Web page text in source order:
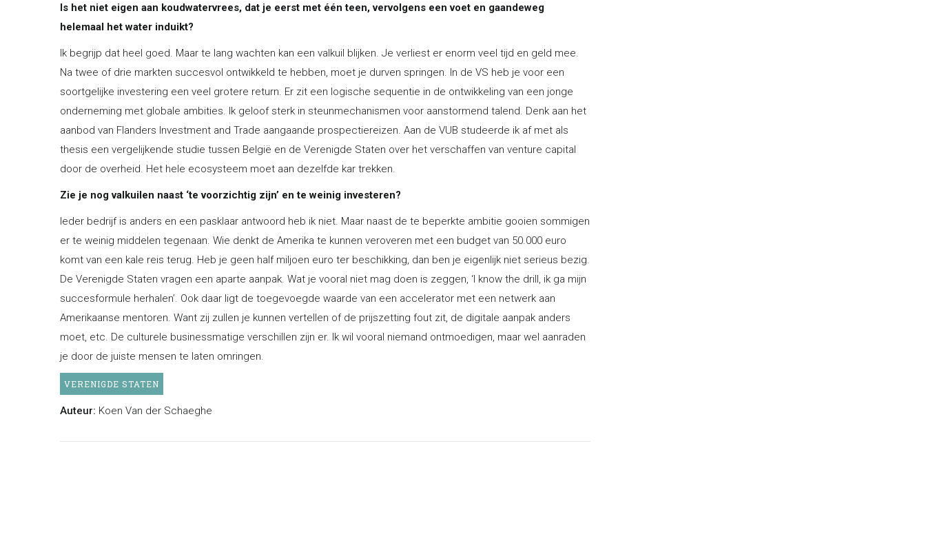
Is het niet eigen aan koudwatervrees, dat je eerst met één teen, vervolgens een voet en gaandeweg
helemaal het water induikt?
Ik begrijp dat heel goed. Maar te lang wachten kan een valkuil blijken. Je verliest er enorm veel tijd en geld mee.
Na twee of drie markten succesvol ontwikkeld te hebben, moet je durven springen. In de VS heb je voor een
soortgelijke investering een veel grotere return. Er zit een logische sequentie in de ontwikkeling van een jonge
onderneming met globale ambities. Ik geloof sterk in steunmechanismen voor aanstormend talend. Denk aan het
aanbod van Flanders Investment and Trade aangaande prospectiereizen. Aan de VUB studeerde ik af met als
thesis een vergelijkende studie tussen België en de Verenigde Staten over het verschaffen van venture capital
door de overheid. Het hele ecosysteem moet aan dezelfde kar trekken.
Zie je nog valkuilen naast ‘te voorzichtig zijn’ en te weinig investeren?
Ieder bedrijf is anders en een pasklaar antwoord heb ik niet. Maar naast de te beperkte ambitie gooien sommigen
er te weinig middelen tegenaan. Wie denkt de Amerika te kunnen veroveren met een budget van 50.000 euro
komt van een kale reis terug. Heb je geen half miljoen euro ter beschikking, dan ben je eigenlijk niet serieus bezig.
De Verenigde Staten vragen een aparte aanpak. Wat je vooral niet mag doen is zeggen, ‘I know the drill, ik ga mijn
succesformule herhalen’. Ook daar ligt de toegevoegde waarde van een accelerator met een netwerk aan
Amerikaanse mentoren. Want zij zullen je kunnen vertellen of de prijszetting fout zit, de digitale aanpak anders
moet, etc. De culturele businessmatige verschillen zijn er. Ik wil vooral niemand ontmoedigen, maar wel aanraden
je door de juiste mensen te laten omringen.
VERENIGDE STATEN
Auteur: Koen Van der Schaeghe